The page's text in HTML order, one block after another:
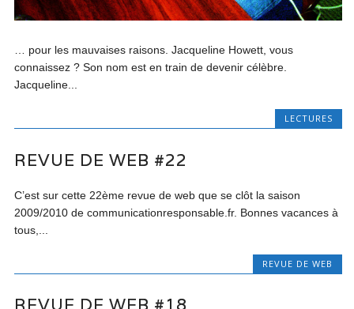
… pour les mauvaises raisons. Jacqueline Howett, vous
connaissez ? Son nom est en train de devenir célèbre.
Jacqueline...
LECTURES
REVUE DE WEB #22
C’est sur cette 22ème revue de web que se clôt la saison
2009/2010 de communicationresponsable.fr. Bonnes vacances à
tous,...
REVUE DE WEB